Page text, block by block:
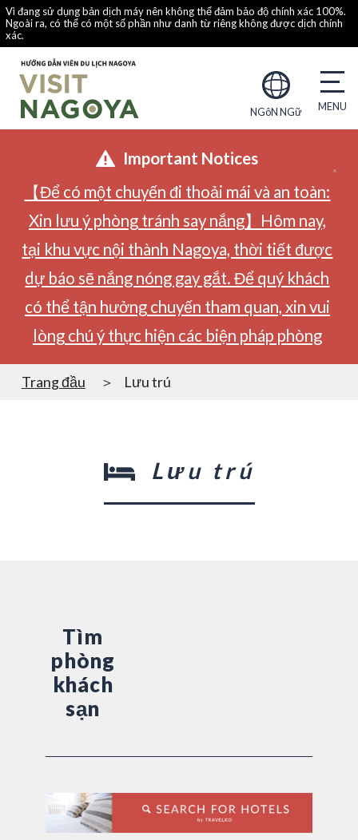
Vì đang sử dụng bản dịch máy nên không thể đảm bảo độ chính xác 100%.
Ngoài ra, có thể có một số phần như danh từ riêng không được dịch chính
xác.
NGôN NGữ
Important Notices
【Để có một chuyến đi thoải mái và an toàn:
Xin lưu ý phòng tránh say nắng】Hôm nay,
tại khu vực nội thành Nagoya, thời tiết được
dự báo sẽ nắng nóng gay gắt. Để quý khách
có thể tận hưởng chuyến tham quan, xin vui
lòng chú ý thực hiện các biện pháp phòng
Trang đầu Lưu trú
Lưu trú
Tìm
phòng
khách
sạn